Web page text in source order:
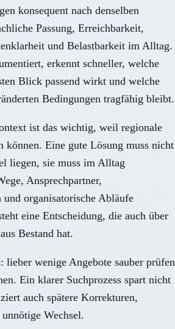
konsequent nach denselben
Passung, Erreichbarkeit,
und Belastbarkeit im Alltag.
erkennt schneller, welche
Blick passend wirkt und welche
Bedingungen tragfähig bleibt.
ist das wichtig, weil regionale
können. Eine gute Lösung muss nicht
liegen, sie muss im Alltag
Ansprechpartner,
organisatorische Abläufe
eine Entscheidung, die auch über
Bestand hat.
lieber wenige Angebote sauber prüfen
Ein klarer Suchprozess spart nicht
auch spätere Korrekturen,
Wechsel.